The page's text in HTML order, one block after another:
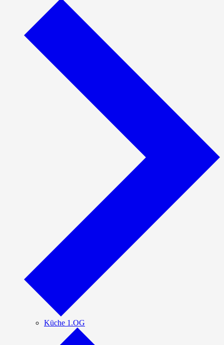
Küche 1.OG